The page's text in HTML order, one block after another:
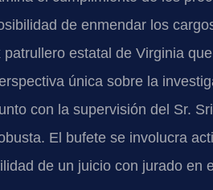
de enmendar los
patrullero estatal de Virginia
única sobre la
con la supervisión del Sr.
El bufete se involucra
de un juicio con jurado en